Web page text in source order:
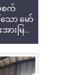
စက်
ော မော်
းမြင့်